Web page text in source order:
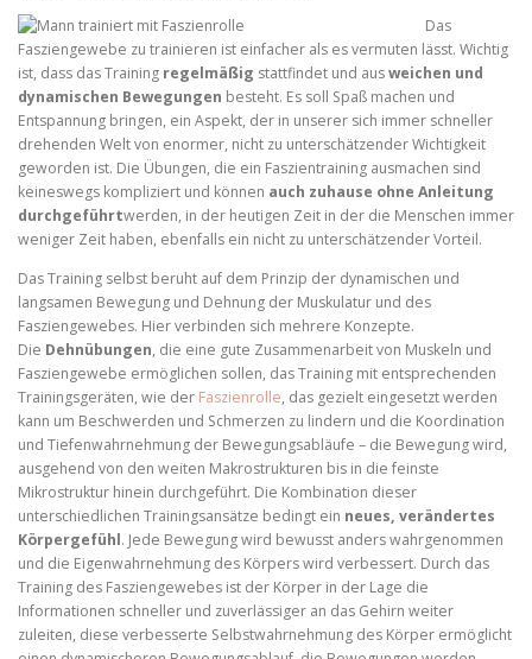
Das
Fasziengewebe zu trainieren ist einfacher als es vermuten lässt. Wichtig
ist, dass das Training regelmäßig stattfindet und ausweichen und
dynamischen Bewegungen besteht. Es soll Spaß machen und
Entspannung bringen, ein Aspekt, der in unserer sich immer schneller
drehenden Welt von enormer, nicht zu unterschätzender Wichtigkeit
geworden ist. Die Übungen, die ein Faszientraining ausmachen sind
keineswegs kompliziert und können auch zuhause ohne Anleitung
durchgeführtwerden, in der heutigen Zeit in der die Menschen immer
weniger Zeit haben, ebenfalls ein nicht zu unterschätzender Vorteil.
Das Training selbst beruht auf dem Prinzip der dynamischen und
langsamen Bewegung und Dehnung der Muskulatur und des
Fasziengewebes. Hier verbinden sich mehrere Konzepte.
Die Dehnübungen, die eine gute Zusammenarbeit von Muskeln und
Fasziengewebe ermöglichen sollen, das Training mit entsprechenden
Trainingsgeräten, wie der Faszienrolle, das gezielt eingesetzt werden
kann um Beschwerden und Schmerzen zu lindern und die Koordination
und Tiefenwahrnehmung der Bewegungsabläufe – die Bewegung wird,
ausgehend von den weiten Makrostrukturen bis in die feinste
Mikrostruktur hinein durchgeführt. Die Kombination dieser
unterschiedlichen Trainingsansätze bedingt ein neues, verändertes
Körpergefühl. Jede Bewegung wird bewusst anders wahrgenommen
und die Eigenwahrnehmung des Körpers wird verbessert. Durch das
Training des Fasziengewebes ist der Körper in der Lage die
Informationen schneller und zuverlässiger an das Gehirn weiter
zuleiten, diese verbesserte Selbstwahrnehmung des Körper ermöglicht